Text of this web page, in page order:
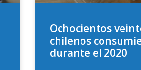
Ochocientos
chilenos
durante el 2020